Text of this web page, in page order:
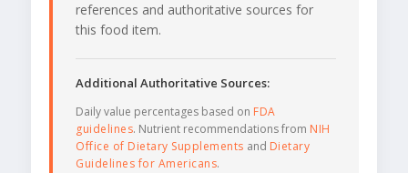
references and authoritative sources for
this food item.
Additional Authoritative Sources:
Daily value percentages based on FDA
guidelines. Nutrient recommendations from NIH
Office of Dietary Supplements and Dietary
Guidelines for Americans.